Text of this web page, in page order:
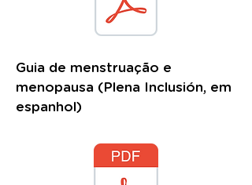
Guia de menstruação e
menopausa (Plena Inclusión, em
espanhol)